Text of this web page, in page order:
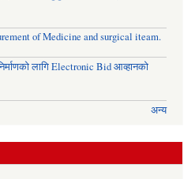
of Medicine and surgical iteam.
लागि Electronic Bid आव्हानको
अन्य